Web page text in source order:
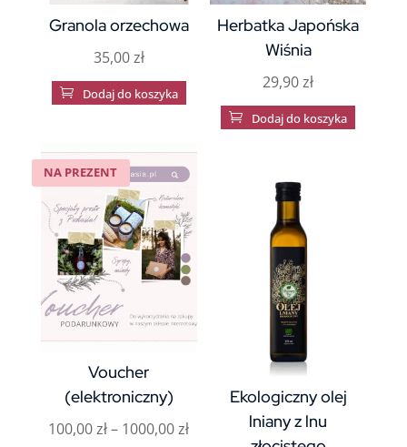
Granola orzechowa
35,00zł
 Dodaj do koszyka
Herbatka Japońska
Wiśnia
29,90zł
 Dodaj do koszyka
NA PREZENT
Voucher
(elektroniczny)
100,00zł– 1000,00złZakres
Ekologiczny olej
lniany z lnu